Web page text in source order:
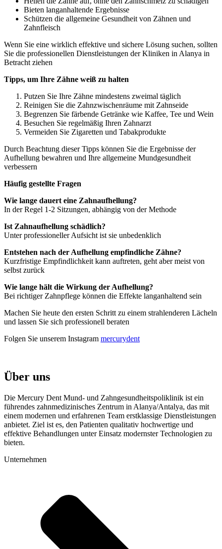
Bieten langanhaltende Ergebnisse
Schützen die allgemeine Gesundheit von Zähnen und
Zahnfleisch
Wenn Sie eine wirklich effektive und sichere Lösung suchen, sollten
Sie die professionellen Dienstleistungen der Kliniken in Alanya in
Betracht ziehen
Tipps, um Ihre Zähne weiß zu halten
Putzen Sie Ihre Zähne mindestens zweimal täglich
Reinigen Sie die Zahnzwischenräume mit Zahnseide
Begrenzen Sie färbende Getränke wie Kaffee, Tee und Wein
Besuchen Sie regelmäßig Ihren Zahnarzt
Vermeiden Sie Zigaretten und Tabakprodukte
Durch Beachtung dieser Tipps können Sie die Ergebnisse der
Aufhellung bewahren und Ihre allgemeine Mundgesundheit
verbessern
Häufig gestellte Fragen
Wie lange dauert eine Zahnaufhellung?
In der Regel 1-2 Sitzungen, abhängig von der Methode
Ist Zahnaufhellung schädlich?
Unter professioneller Aufsicht ist sie unbedenklich
Entstehen nach der Aufhellung empfindliche Zähne?
Kurzfristige Empfindlichkeit kann auftreten, geht aber meist von
selbst zurück
Wie lange hält die Wirkung der Aufhellung?
Bei richtiger Zahnpflege können die Effekte langanhaltend sein
Machen Sie heute den ersten Schritt zu einem strahlenderen Lächeln
und lassen Sie sich professionell beraten
Folgen Sie unserem Instagram mercurydent
Über uns
Die Mercury Dent Mund- und Zahngesundheitspoliklinik ist ein
führendes zahnmedizinisches Zentrum in Alanya/Antalya, das mit
einem modernen und erfahrenen Team erstklassige Dienstleistungen
anbietet. Ziel ist es, den Patienten qualitativ hochwertige und
effektive Behandlungen unter Einsatz modernster Technologien zu
bieten.
Unternehmen